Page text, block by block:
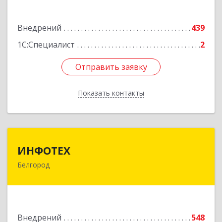
Внедрений
439
1С:Специалист
2
Отправить заявку
Показать контакты
Отправить заявку
Назад
ИНФОТЕХ
Белгород
Внедрений
548